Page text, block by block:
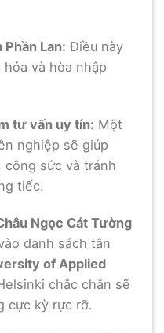
Lan: Điều này
và hòa nhập
tư vấn uy tín: Một
nghiệp sẽ giúp
sức và tránh
tiếc.
Ngọc Cát Tường
danh sách tân
of Applied
chắc chắn sẽ
cực kỳ rực rỡ.